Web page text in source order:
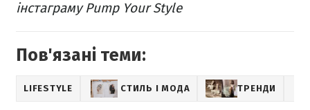
інстаграму Pump Your Style
Пов'язані теми:
LIFESTYLE СТИЛЬ І МОДА ТРЕНДИ